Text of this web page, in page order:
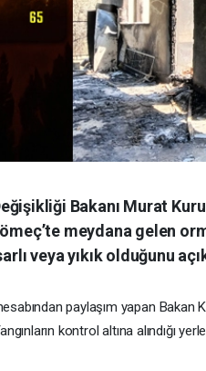
Bakanı Murat
meydana gelen
veya yıkık olduğunu
paylaşım yapan Bakan
kontrol altına alındığı